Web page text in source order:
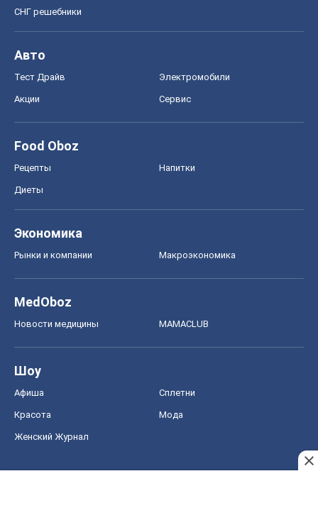
СНГ решебники
Авто
Тест Драйв Электромобили
Акции Сервис
Food Oboz
Рецепты Напитки
Диеты
Экономика
Рынки и компании Mакроэкономика
MedOboz
Новости медицины MAMACLUB
Шоу
Афиша Сплетни
Красота Мода
Женский Журнал